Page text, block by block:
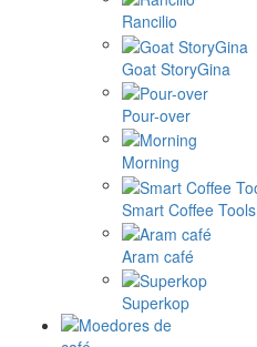
Rancilio
Goat StoryGina
Pour-over
Morning
Smart Coffee Tools
Aram café
Superkop